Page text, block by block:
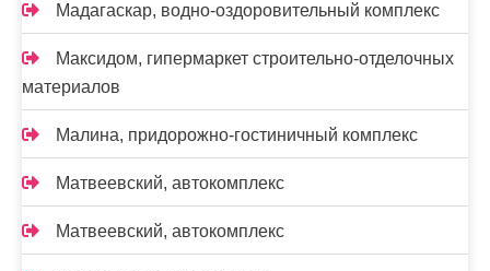
Мадагаскар, водно-оздоровительный комплекс
Максидом, гипермаркет строительно-отделочных
материалов
Малина, придорожно-гостиничный комплекс
Матвеевский, автокомплекс
Матвеевский, автокомплекс